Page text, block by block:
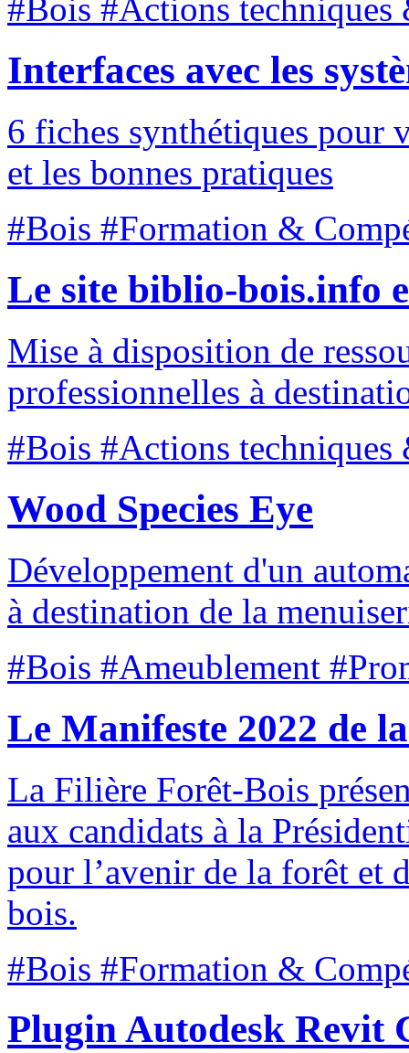
#Bois #Actions techniques
Interfaces avec les
6 fiches synthétiques pour
et les bonnes pratiques
#Bois #Formation &
Le site biblio-bois.info
Mise à disposition de
professionnelles à
#Bois #Actions techniques
Wood Species Eye
Développement d'un
à destination de la
#Bois #Ameublement
Le Manifeste 2022 de
La Filière Forêt-Bois
aux candidats à la
pour l’avenir de la forêt et
bois.
#Bois #Formation &
Plugin Autodesk Revit